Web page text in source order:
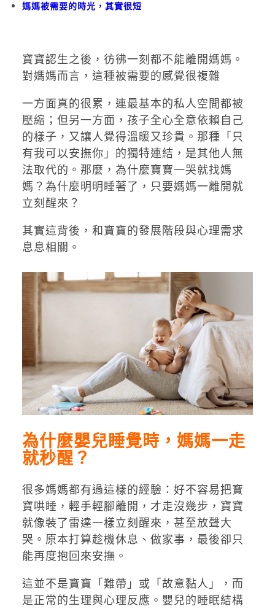
媽媽被需要的時光，其實很短
寶寶認生之後，彷彿一刻都不能離開媽媽。
對媽媽而言，這種被需要的感覺很複雜
一方面真的很累，連最基本的私人空間都被
壓縮；但另一方面，孩子全心全意依賴自己
的樣子，又讓人覺得溫暖又珍貴。那種「只
有我可以安撫你」的獨特連結，是其他人無
法取代的。那麼，為什麼寶寶一哭就找媽
媽？為什麼明明睡著了，只要媽媽一離開就
立刻醒來？
其實這背後，和寶寶的發展階段與心理需求
息息相關。
為什麼嬰兒睡覺時，媽媽一走
就秒醒？
很多媽媽都有過這樣的經驗：好不容易把寶
寶哄睡，輕手輕腳離開，才走沒幾步，寶寶
就像裝了雷達一樣立刻醒來，甚至放聲大
哭。原本打算趁機休息、做家事，最後卻只
能再度抱回來安撫。
這並不是寶寶「難帶」或「故意黏人」，而
是正常的生理與心理反應。嬰兒的睡眠結構